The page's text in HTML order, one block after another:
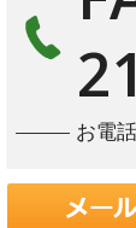
お電